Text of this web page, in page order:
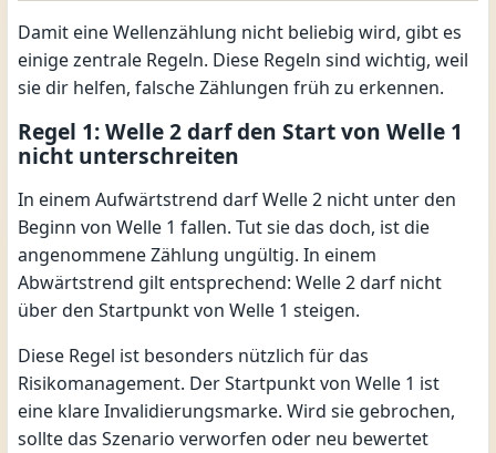
Damit eine Wellenzählung nicht beliebig wird, gibt es
einige zentrale Regeln. Diese Regeln sind wichtig, weil
sie dir helfen, falsche Zählungen früh zu erkennen.
Regel 1: Welle 2 darf den Start von Welle 1
nicht unterschreiten
In einem Aufwärtstrend darf Welle 2 nicht unter den
Beginn von Welle 1 fallen. Tut sie das doch, ist die
angenommene Zählung ungültig. In einem
Abwärtstrend gilt entsprechend: Welle 2 darf nicht
über den Startpunkt von Welle 1 steigen.
Diese Regel ist besonders nützlich für das
Risikomanagement. Der Startpunkt von Welle 1 ist
eine klare Invalidierungsmarke. Wird sie gebrochen,
sollte das Szenario verworfen oder neu bewertet